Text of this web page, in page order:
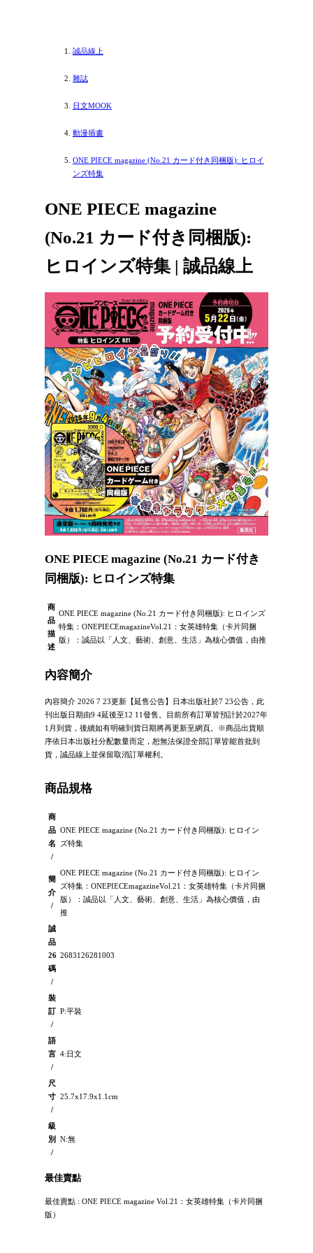
誠品線上
雜誌
日文MOOK
動漫插畫
ONE PIECE magazine (No.21 カード付き同梱版): ヒロイ
ンズ特集
ONE PIECE magazine
(No.21 カード付き同梱版):
ヒロインズ特集 | 誠品線上
ONE PIECE magazine (No.21 カード付き
同梱版): ヒロインズ特集
商
品
描
述
ONE PIECE magazine (No.21 カード付き同梱版): ヒロインズ
特集：ONEPIECEmagazineVol.21：女英雄特集（卡片同捆
版）：誠品以「人文、藝術、創意、生活」為核心價值，由推
內容簡介
內容簡介 2026 7 23更新【延售公告】日本出版社於7 23公告，此
刊出版日期由9 4延後至12 11發售。目前所有訂單皆預計於2027年
1月到貨，後續如有明確到貨日期將再更新至網頁。※商品出貨順
序依日本出版社分配數量而定，恕無法保證全部訂單皆能首批到
貨，誠品線上並保留取消訂單權利。
商品規格
商
品
名
/
ONE PIECE magazine (No.21 カード付き同梱版): ヒロイン
ズ特集
簡
介
/
ONE PIECE magazine (No.21 カード付き同梱版): ヒロイン
ズ特集：ONEPIECEmagazineVol.21：女英雄特集（卡片同捆
版）：誠品以「人文、藝術、創意、生活」為核心價值，由
推
誠
品
26
碼
/
2683126281003
裝
訂
/
P:平裝
語
言
/
4:日文
尺
寸
/
25.7x17.9x1.1cm
級
別
/
N:無
最佳賣點
最佳賣點 : ONE PIECE magazine Vol.21：女英雄特集（卡片同捆
版）